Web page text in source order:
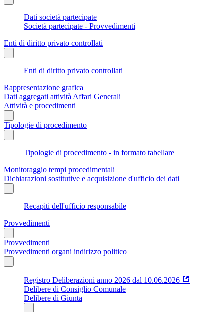
Dati società partecipate
Società partecipate - Provvedimenti
Enti di diritto privato controllati
Enti di diritto privato controllati
Rappresentazione grafica
Dati aggregati attività Affari Generali
Attività e procedimenti
Tipologie di procedimento
Tipologie di procedimento - in formato tabellare
Monitoraggio tempi procedimentali
Dichiarazioni sostitutive e acquisizione d'ufficio dei dati
Recapiti dell'ufficio responsabile
Provvedimenti
Provvedimenti
Provvedimenti organi indirizzo politico
Registro Deliberazioni anno 2026 dal 10.06.2026
Delibere di Consiglio Comunale
Delibere di Giunta